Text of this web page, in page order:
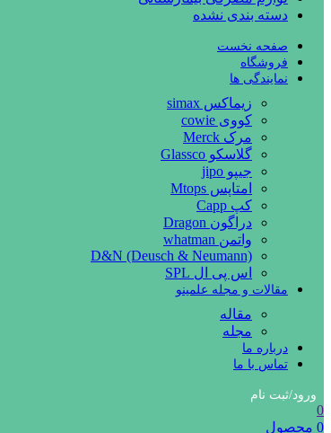
دسته بندی نشده
صفحه نخست
فروشگاه
نمایندگی ها
زیماکس simax
کووی cowie
مرک Merck
گلاسکو Glassco
جیپو jipo
امتاپس Mtops
کپ Capp
دراگون Dragon
واتمن whatman
D&N (Deusch & Neumann)
اس پی ال SPL
مقالات و مجله علمینو
مقاله
مجله
درباره ما
تماس با ما
ورود/ثبت نام
0
0 محصول